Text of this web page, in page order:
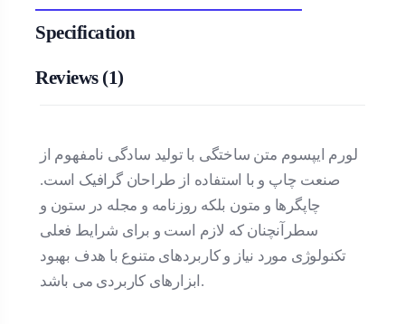
Specification
Reviews (1)
لورم ایپسوم متن ساختگی با تولید سادگی نامفهوم از
صنعت چاپ و با استفاده از طراحان گرافیک است.
چاپگرها و متون بلکه روزنامه و مجله در ستون و
سطرآنچنان که لازم است و برای شرایط فعلی
تکنولوژی مورد نیاز و کاربردهای متنوع با هدف بهبود
ابزارهای کاربردی می باشد.